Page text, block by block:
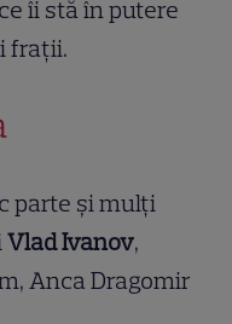
îi stă în putere
frații.
parte și mulți
Vlad Ivanov,
Anca Dragomir